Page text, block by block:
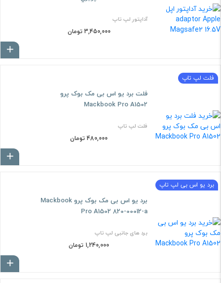
آداپتور لپ تاپ
3,450,000 تومان
فلت لپ تاپ
فلت برد یو اس بی مک بوک پرو
Mackbook Pro A1502
فلت لپ تاپ
480,000 تومان
برد یو اس بی لپ تاپ
برد یو اس بی مک بوک پرو Mackbook
Pro A1502 820-00012-a
برد های جانبی لپ تاپ
1,240,000 تومان